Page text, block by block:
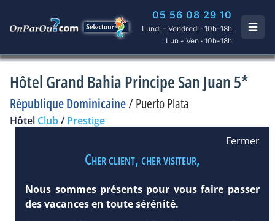
05 56 08 29 10
Lundi - Vendredi · 10h-18h
Lun - Ven · 10h-18h
Hôtel Grand Bahia Principe San Juan 5*
République Dominicaine/Puerto Plata
Hôtel Club/ Prestige
Fermer
Cher client, cher visiteur,
Nous sommes présents pour vous faire passer
des vacances en toute sérénité.